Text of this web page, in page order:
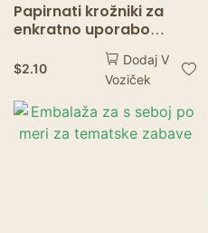
Papirnati krožniki za
enkratno uporabo
Organska namizna
posoda za torto na žaru
Papirnati krožnik za
restavracijo, dom,
otroška prha.
$2.10
Dodaj V
Voziček